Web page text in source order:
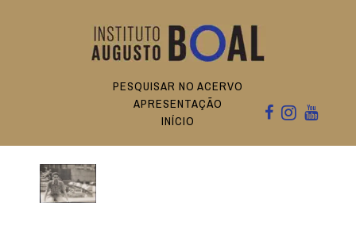
PESQUISAR NO ACERVO
APRESENTAÇÃO
INÍCIO